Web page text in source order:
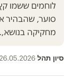
לוחמים ששמו קץ
סוער, שהבהיר
מחקיקה
סיון תהל·